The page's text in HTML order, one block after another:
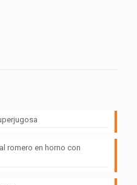
romero en horno con